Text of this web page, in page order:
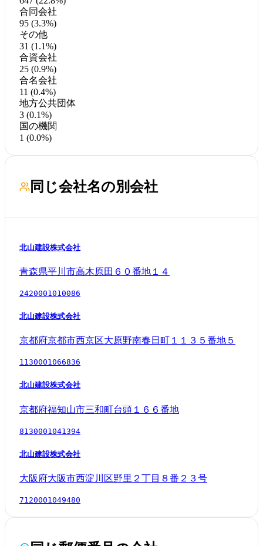
合同会社
95 (3.3%)
その他
31 (1.1%)
合資会社
25 (0.9%)
合名会社
11 (0.4%)
地方公共団体
3 (0.1%)
国の機関
1 (0.0%)
同じ会社名の別会社
北山建設株式会社
青森県平川市高木原田６０番地１４
2420001010086
北山建設株式会社
京都府京都市西京区大原野南春日町１１３５番地５
1130001066836
北山建設株式会社
京都府福知山市三和町台頭１６６番地
8130001041394
北山建設株式会社
大阪府大阪市西淀川区野里２丁目８番２３号
7120001049480